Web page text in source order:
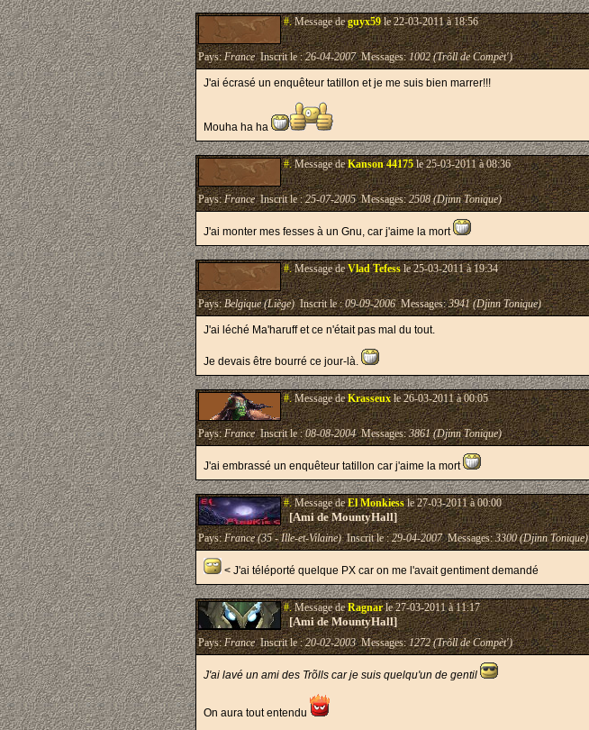
#.Message deguyx59le 22-03-2011 à 18:56
Pays:FranceInscrit le :26-04-2007Messages:1002 (Trõll de Compèt')
J'ai écrasé un enquêteur tatillon et je me suis bien marrer!!!
Mouha ha ha
#.Message deKanson 44175le 25-03-2011 à 08:36
Pays:FranceInscrit le :25-07-2005Messages:2508 (Djinn Tonique)
J'ai monter mes fesses à un Gnu, car j'aime la mort
#.Message deVlad Tefessle 25-03-2011 à 19:34
Pays:Belgique (Liège)Inscrit le :09-09-2006Messages:3941 (Djinn Tonique)
J'ai léché Ma'haruff et ce n'était pas mal du tout.
Je devais être bourré ce jour-là.
#.Message deKrasseuxle 26-03-2011 à 00:05
Pays:FranceInscrit le :08-08-2004Messages:3861 (Djinn Tonique)
J'ai embrassé un enquêteur tatillon car j'aime la mort
#.Message deEl Monkiessle 27-03-2011 à 00:00
[Ami de MountyHall]
Pays:France (35 - Ille-et-Vilaine)Inscrit le :29-04-2007Messages:3300 (Djinn Tonique)
< J'ai téléporté quelque PX car on me l'avait gentiment demandé
#.Message deRagnarle 27-03-2011 à 11:17
[Ami de MountyHall]
Pays:FranceInscrit le :20-02-2003Messages:1272 (Trõll de Compèt')
J'ai lavé un ami des Trõlls car je suis quelqu'un de gentil
On aura tout entendu